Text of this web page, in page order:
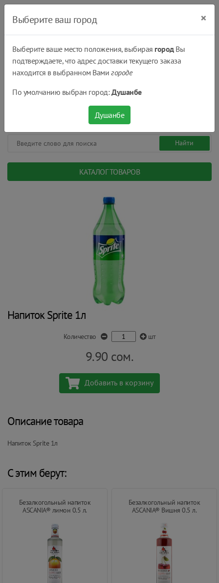
КАТАЛОГ ТОВАРОВ
Напиток Sprite 1л
Количество шт
9.90 сом.
Добавить в корзину
Описание товара
Напиток Sprite 1л
С этим берут:
Безалкогольный напиток
ASCANIA® лимон 0.5 л.
Безалкогольный напиток
ASCANIA® Вишня 0.5 л.
Выберите ваш город ×
Выберите ваше место положения, выбирая городВы
подтверждаете, что адрес доставки текущего заказа
находится в выбранном Вамигороде
По умолчанию выбран город:Душанбе
Душанбе